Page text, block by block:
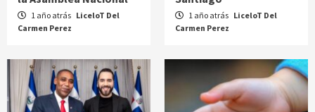
1 año atrás LiceloT Del
Carmen Perez
1 año atrás LiceloT Del
Carmen Perez